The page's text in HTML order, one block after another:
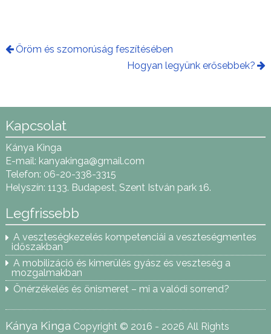
Öröm és szomorúság feszítésében
Hogyan legyünk erősebbek?
Kapcsolat
Kánya Kinga
E-mail: kanyakinga@gmail.com
Telefon: 06-20-338-3315
Helyszín: 1133. Budapest, Szent István park 16.
Legfrissebb
A veszteségkezelés kompetenciái a veszteségmentes
időszakban
A mobilizáció és kimerülés gyász és veszteség a
mozgalmakban
Önérzékelés és önismeret – mi a valódi sorrend?
Kánya Kinga Copyright © 2016 - 2026 All Rights